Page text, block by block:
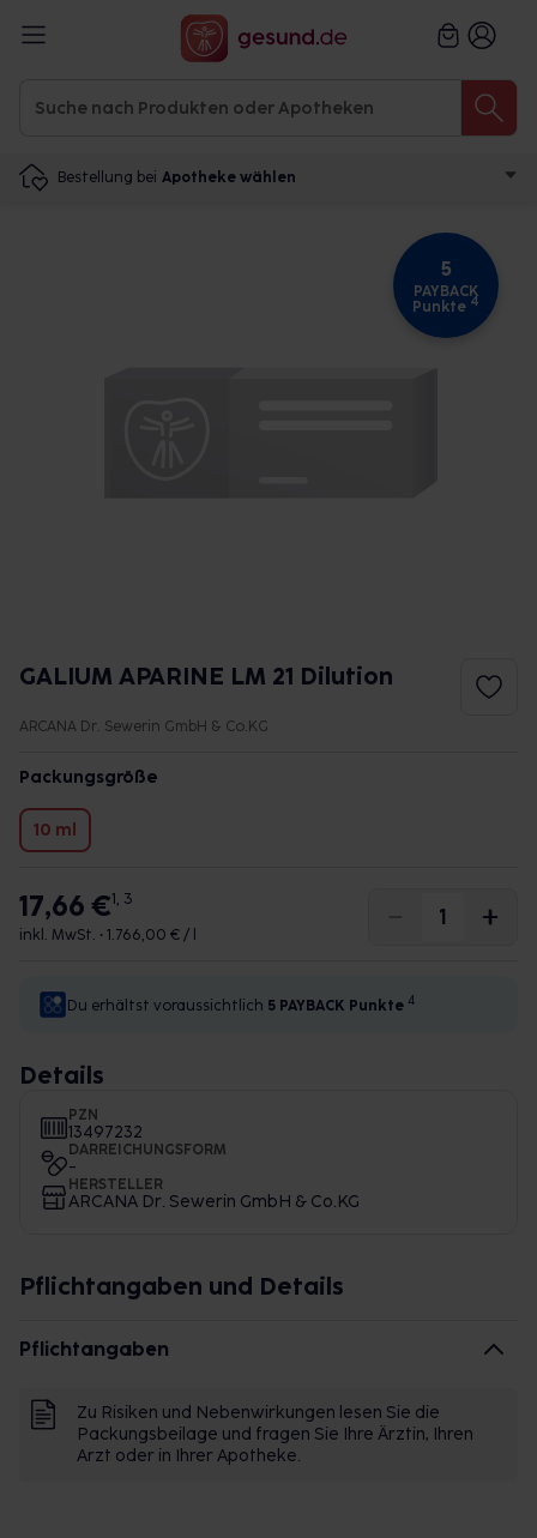
Bestellung bei Apotheke wählen
5
PAYBACK
Punkte 4
GALIUM APARINE LM 21 Dilution
ARCANA Dr. Sewerin GmbH & Co.KG
Packungsgröße
10 ml
17,66 €1, 3
inkl. MwSt. • 1.766,00 € / l
Du erhältst voraussichtlich 5 PAYBACK Punkte 4
Details
PZN
13497232
DARREICHUNGSFORM
-
HERSTELLER
ARCANA Dr. Sewerin GmbH & Co.KG
Pflichtangaben und Details
Pflichtangaben
Zu Risiken und Nebenwirkungen lesen Sie die
Packungsbeilage und fragen Sie Ihre Ärztin, Ihren
Arzt oder in Ihrer Apotheke.